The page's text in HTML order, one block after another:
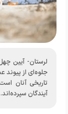
لرستان- آیین
جلوه‌ای از پیوند
تاریخی آنان
آیندگان سپرده‌اند.